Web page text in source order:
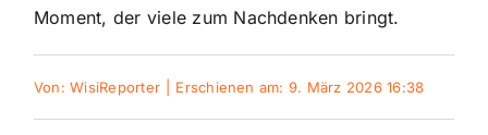
Galerie
Verkehrsmeldungen
Moment, der viele zum Nachdenken bringt.
Von:WisiReporter Erschienen am: 9. März 2026 16:38